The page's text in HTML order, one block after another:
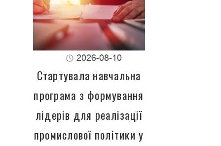
2026-08-10
Стартувала навчальна
програма з формування
лідерів для реалізації
промислової політики у